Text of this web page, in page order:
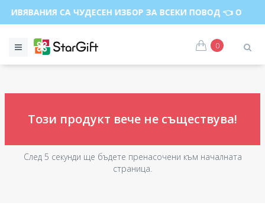
СА ЧУДЕСЕН ИЗБОР ЗА ВСЕКИ ПОВОД 👈
0
Този продукт вече не съществува!
След 5 секунди ще бъдете пренасочени към началната
страница.